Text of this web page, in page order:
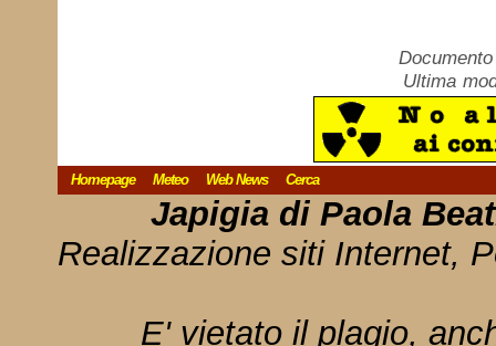
Ultima
Homepage Meteo Web News Cerca
Japigia di Paola
Realizzazione siti Internet,
E' vietato il plagio,